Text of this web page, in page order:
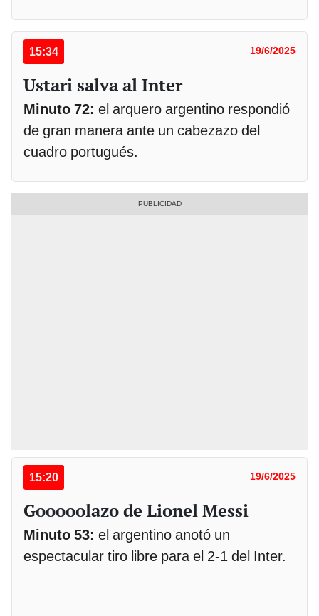
15:34 19/6/2025
Ustari salva al Inter
Minuto 72: el arquero argentino respondió
de gran manera ante un cabezazo del
cuadro portugués.
15:20 19/6/2025
Gooooolazo de Lionel Messi
Minuto 53: el argentino anotó un
espectacular tiro libre para el 2-1 del Inter.